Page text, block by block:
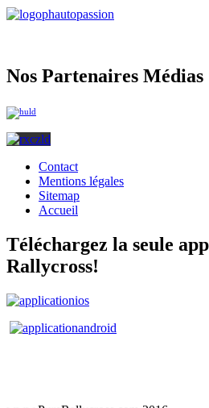
Nos Partenaires Médias
Contact
Mentions légales
Sitemap
Accueil
Téléchargez la seule
Rallycross!